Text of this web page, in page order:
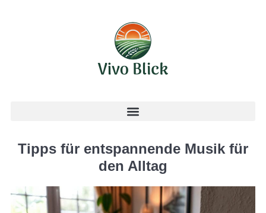
Tipps für entspannende Musik für
den Alltag